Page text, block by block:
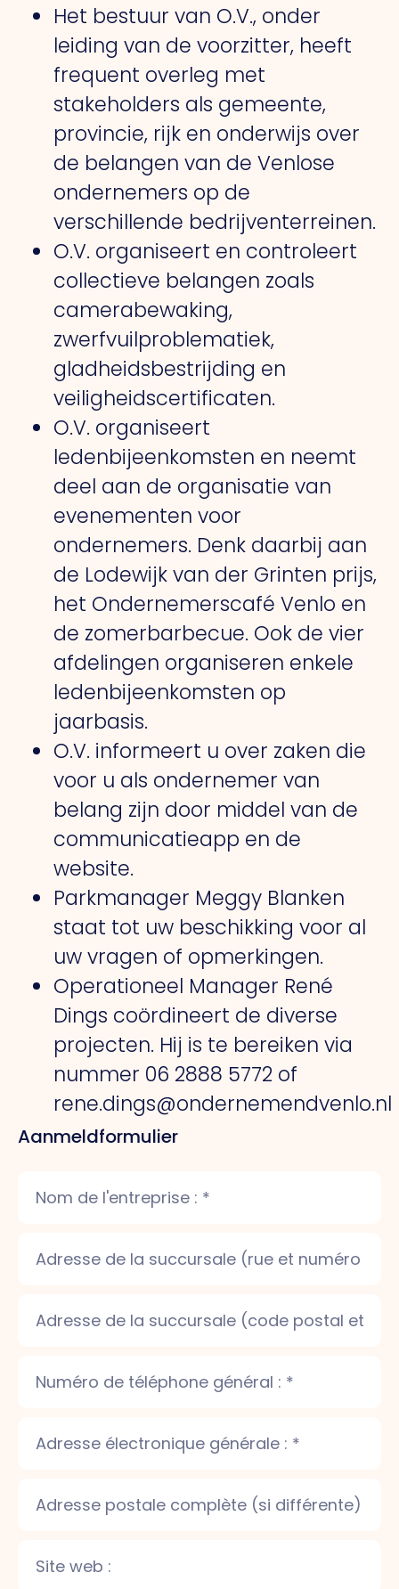
Het bestuur van O.V., onder
leiding van de voorzitter, heeft
frequent overleg met
stakeholders als gemeente,
provincie, rijk en onderwijs over
de belangen van de Venlose
ondernemers op de
verschillende bedrijventerreinen.
O.V. organiseert en controleert
collectieve belangen zoals
camerabewaking,
zwerfvuilproblematiek,
gladheidsbestrijding en
veiligheidscertificaten.
O.V. organiseert
ledenbijeenkomsten en neemt
deel aan de organisatie van
evenementen voor
ondernemers. Denk daarbij aan
de Lodewijk van der Grinten prijs,
het Ondernemerscafé Venlo en
de zomerbarbecue. Ook de vier
afdelingen organiseren enkele
ledenbijeenkomsten op
jaarbasis.
O.V. informeert u over zaken die
voor u als ondernemer van
belang zijn door middel van de
communicatieapp en de
website.
Parkmanager Meggy Blanken
staat tot uw beschikking voor al
uw vragen of opmerkingen.
Operationeel Manager René
Dings coördineert de diverse
projecten. Hij is te bereiken via
nummer 06 2888 5772 of
rene.dings@ondernemendvenlo.nl
Aanmeldformulier